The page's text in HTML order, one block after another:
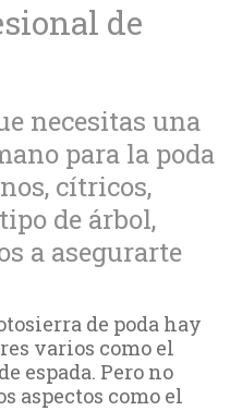
de
necesitas una
para la poda
cítricos,
de árbol,
a asegurarte
de poda hay
varios como el
espada. Pero no
aspectos como el